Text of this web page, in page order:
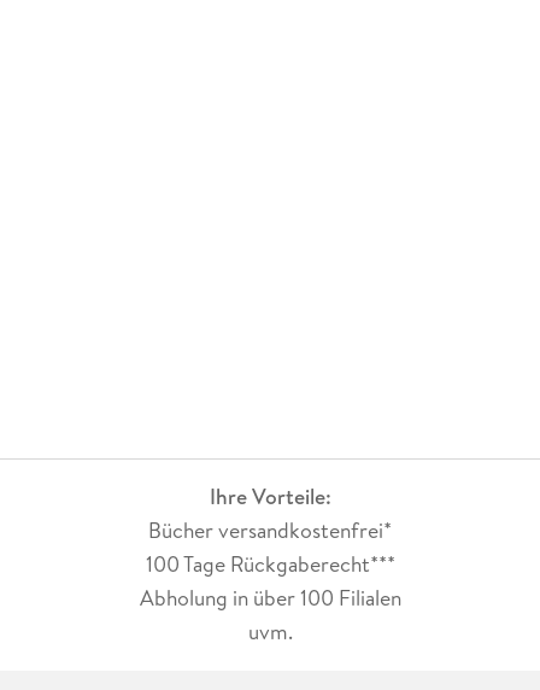
Ihre Vorteile:
Bücher versandkostenfrei*
100 Tage Rückgaberecht***
Abholung in über 100 Filialen
uvm.